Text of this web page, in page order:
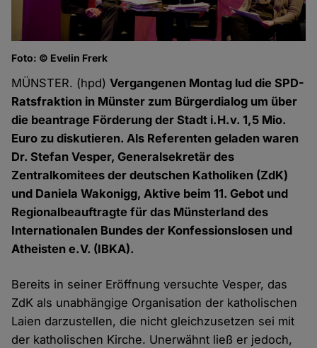
Foto: © Evelin Frerk
MÜNSTER. (hpd)Vergangenen Montag lud die SPD-
Ratsfraktion in Münster zum Bürgerdialog um über
die beantrage Förderung der Stadt i.H.v. 1,5 Mio.
Euro zu diskutieren. Als Referenten geladen waren
Dr. Stefan Vesper, Generalsekretär des
Zentralkomitees der deutschen Katholiken (ZdK)
und Daniela Wakonigg, Aktive beim 11. Gebot und
Regionalbeauftragte für das Münsterland des
Internationalen Bundes der Konfessionslosen und
Atheisten e.V. (IBKA).
Bereits in seiner Eröffnung versuchte Vesper, das
ZdK als unabhängige Organisation der katholischen
Laien darzustellen, die nicht gleichzusetzen sei mit
der katholischen Kirche. Unerwähnt ließ er jedoch,